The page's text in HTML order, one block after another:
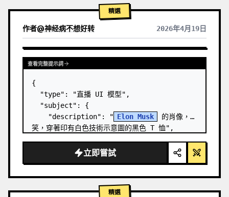
精選
作者@神经病不想好转 2026年4月19日
查看完整提示詞
{
  "type": "直播 UI 模型",
  "subject": {
    "description": "
Elon Musk
的肖像，微
笑，穿著印有白色技術示意圖的黑色 T 恤",
文字的螢幕，右側顯示紅色的 '{argument
name=\"r…
立即嘗試
精選